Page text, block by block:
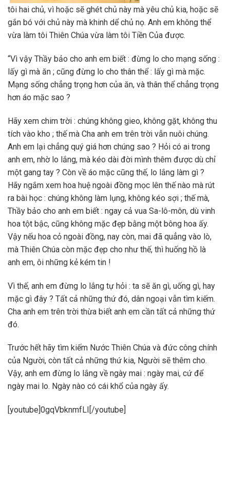
tôi hai chủ, vì hoặc sẽ ghét chủ này mà yêu chủ kia, hoặc sẽ
gắn bó với chủ này mà khinh dể chủ nọ. Anh em không thể
vừa làm tôi Thiên Chúa vừa làm tôi Tiền Của được.
“Vì vậy Thầy bảo cho anh em biết : đừng lo cho mạng sống :
lấy gì mà ăn ; cũng đừng lo cho thân thể : lấy gì mà mặc.
Mạng sống chẳng trọng hơn của ăn, và thân thể chẳng trọng
hơn áo mặc sao ?
Hãy xem chim trời : chúng không gieo, không gặt, không thu
tích vào kho ; thế mà Cha anh em trên trời vẫn nuôi chúng.
Anh em lại chẳng quý giá hơn chúng sao ? Hỏi có ai trong
anh em, nhờ lo lắng, mà kéo dài đời mình thêm được dù chỉ
một gang tay ? Còn về áo mặc cũng thế, lo lắng làm gì ?
Hãy ngắm xem hoa huệ ngoài đồng mọc lên thế nào mà rút
ra bài học : chúng không làm lụng, không kéo sợi ; thế mà,
Thầy bảo cho anh em biết : ngay cả vua Sa-lô-môn, dù vinh
hoa tột bậc, cũng không mặc đẹp bằng một bông hoa ấy.
Vậy nếu hoa cỏ ngoài đồng, nay còn, mai đã quẳng vào lò,
mà Thiên Chúa còn mặc đẹp cho như thế, thì huống hồ là
anh em, ôi những kẻ kém tin !
Vì thế, anh em đừng lo lắng tự hỏi : ta sẽ ăn gì, uống gì, hay
mặc gì đây ? Tất cả những thứ đó, dân ngoại vẫn tìm kiếm.
Cha anh em trên trời thừa biết anh em cần tất cả những thứ
đó.
Trước hết hãy tìm kiếm Nước Thiên Chúa và đức công chính
của Người, còn tất cả những thứ kia, Người sẽ thêm cho.
Vậy, anh em đừng lo lắng về ngày mai : ngày mai, cứ để
ngày mai lo. Ngày nào có cái khổ của ngày ấy.
[youtube]0gqVbknmfLI[/youtube]